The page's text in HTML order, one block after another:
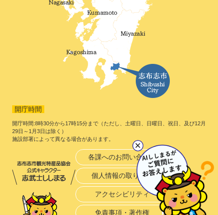
開庁時間
開庁時間:8時30分から17時15分まで（ただし、土曜日、日曜日、祝日、及び12月
29日～1月3日は除く）
施設部署によって異なる場合があります。
各課へのお問い合わせ
個人情報の取り扱い
アクセシビリティ
免責事項・著作権